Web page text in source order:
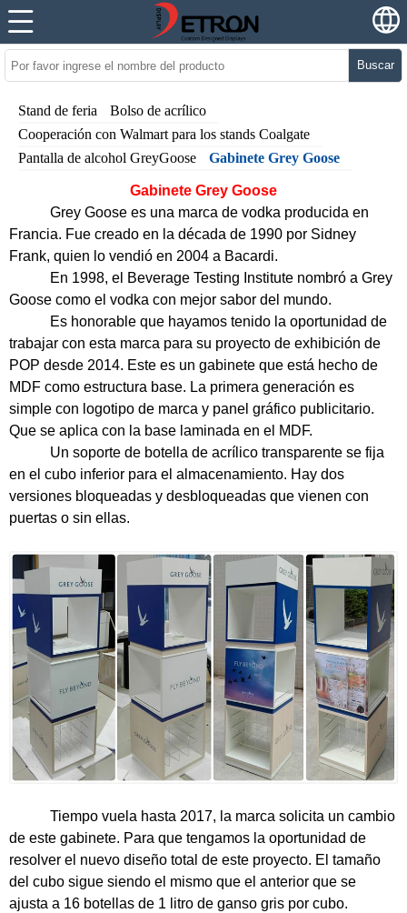
Buscar
Stand de feria
Bolso de acrílico
Cooperación con Walmart para los stands Coalgate
Pantalla de alcohol GreyGoose
Gabinete Grey Goose
Gabinete Grey Goose
Grey Goose es una marca de vodka producida en
Francia. Fue creado en la década de 1990 por Sidney
Frank, quien lo vendió en 2004 a Bacardi.
En 1998, el Beverage Testing Institute nombró a Grey
Goose como el vodka con mejor sabor del mundo.
Es honorable que hayamos tenido la oportunidad de
trabajar con esta marca para su proyecto de exhibición de
POP desde 2014. Este es un gabinete que está hecho de
MDF como estructura base. La primera generación es
simple con logotipo de marca y panel gráfico publicitario.
Que se aplica con la base laminada en el MDF.
Un soporte de botella de acrílico transparente se fija
en el cubo inferior para el almacenamiento. Hay dos
versiones bloqueadas y desbloqueadas que vienen con
puertas o sin ellas.
Tiempo vuela hasta 2017, la marca solicita un cambio
de este gabinete. Para que tengamos la oportunidad de
resolver el nuevo diseño total de este proyecto. El tamaño
del cubo sigue siendo el mismo que el anterior que se
ajusta a 16 botellas de 1 litro de ganso gris por cubo.